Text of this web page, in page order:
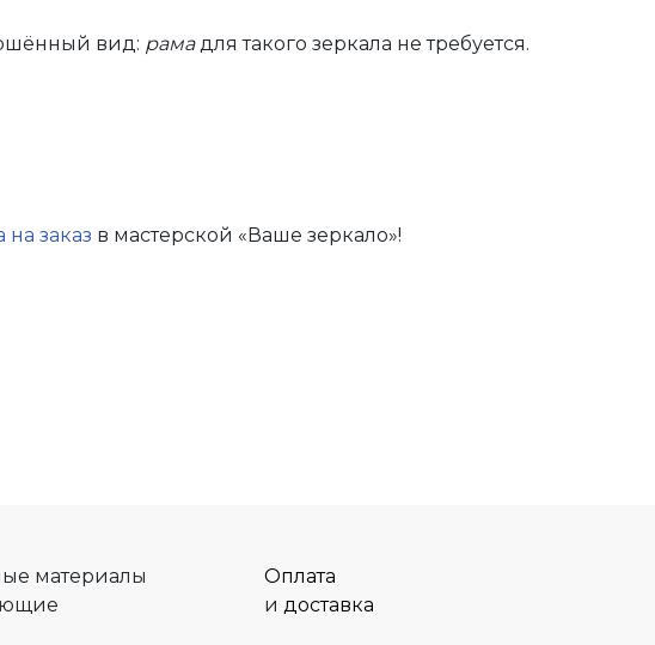
вид: рамадля такого зеркала не требуется.
заказ в мастерской «Ваше зеркало»!
материалы
Оплата
и доставка